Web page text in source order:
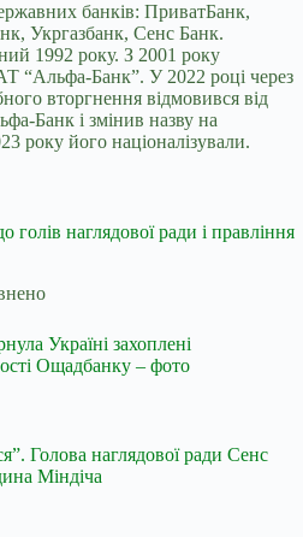
банків: ПриватБанк,
Укргазбанк, Сенс Банк.
1992 року. З 2001 року
“Альфа-Банк”. У 2022 році через
вторгнення відмовився від
Банк і змінив назву на
року його націоналізували.
наглядової ради і правління
Україні захоплені
Ощадбанку – фото
Голова наглядової ради Сенс
Міндіча